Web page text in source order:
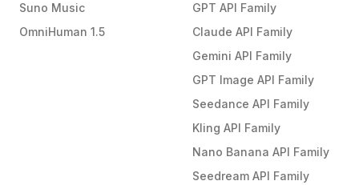
Suno Music
OmniHuman 1.5
GPT API Family
Claude API Family
Gemini API Family
GPT Image API Family
Seedance API Family
Kling API Family
Nano Banana API Family
Seedream API Family